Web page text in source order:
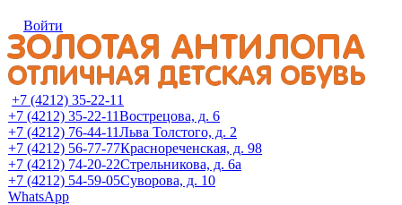
Войти
+7 (4212) 35-22-11
+7 (4212) 35-22-11Вострецова, д. 6
+7 (4212) 76-44-11Льва Толстого, д. 2
+7 (4212) 56-77-77Краснореченская, д. 98
+7 (4212) 74-20-22Стрельникова, д. 6а
+7 (4212) 54-59-05Суворова, д. 10
WhatsApp